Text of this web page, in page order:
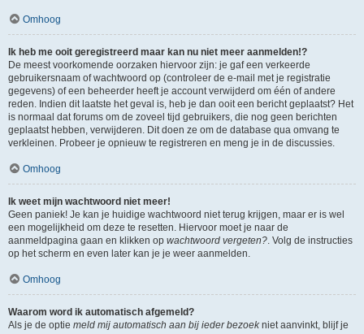
Omhoog
Ik heb me ooit geregistreerd maar kan nu niet meer aanmelden!?
De meest voorkomende oorzaken hiervoor zijn: je gaf een verkeerde
gebruikersnaam of wachtwoord op (controleer de e-mail met je registratie
gegevens) of een beheerder heeft je account verwijderd om één of andere
reden. Indien dit laatste het geval is, heb je dan ooit een bericht geplaatst? Het
is normaal dat forums om de zoveel tijd gebruikers, die nog geen berichten
geplaatst hebben, verwijderen. Dit doen ze om de database qua omvang te
verkleinen. Probeer je opnieuw te registreren en meng je in de discussies.
Omhoog
Ik weet mijn wachtwoord niet meer!
Geen paniek! Je kan je huidige wachtwoord niet terug krijgen, maar er is wel
een mogelijkheid om deze te resetten. Hiervoor moet je naar de
aanmeldpagina gaan en klikken op wachtwoord vergeten?. Volg de instructies
op het scherm en even later kan je je weer aanmelden.
Omhoog
Waarom word ik automatisch afgemeld?
Als je de optie meld mij automatisch aan bij ieder bezoekniet aanvinkt, blijf je